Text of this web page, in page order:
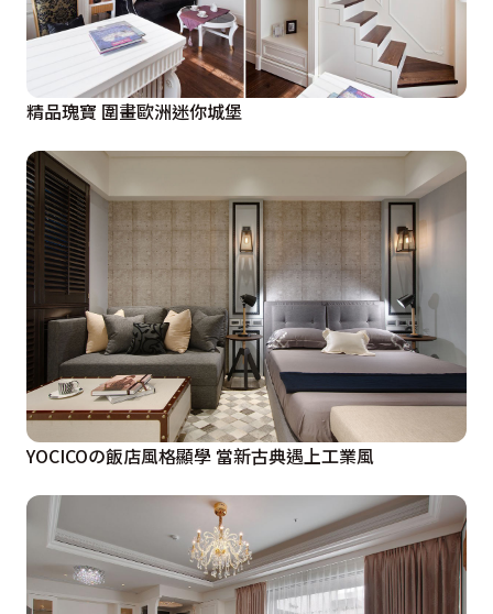
精品瑰寶 圍畫歐洲迷你城堡
YOCICOの飯店風格顯學 當新古典遇上工業風